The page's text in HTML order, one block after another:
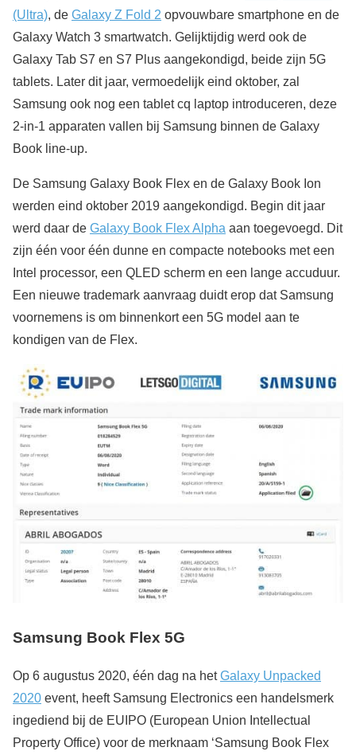
(Ultra), de Galaxy Z Fold 2 opvouwbare smartphone en de
Galaxy Watch 3 smartwatch. Gelijktijdig werd ook de
Galaxy Tab S7 en S7 Plus aangekondigd, beide zijn 5G
tablets. Later dit jaar, vermoedelijk eind oktober, zal
Samsung ook nog een tablet cq laptop introduceren, deze
2-in-1 apparaten vallen bij Samsung binnen de Galaxy
Book line-up.
De Samsung Galaxy Book Flex en de Galaxy Book Ion
werden eind oktober 2019 aangekondigd. Begin dit jaar
werd daar de Galaxy Book Flex Alpha aan toegevoegd. Dit
zijn één voor één dunne en compacte notebooks met een
Intel processor, een QLED scherm en een lange accuduur.
Een nieuwe trademark aanvraag duidt erop dat Samsung
voornemens is om binnenkort een 5G model aan te
kondigen van de Flex.
Samsung Book Flex 5G
Op 6 augustus 2020, één dag na hetGalaxy Unpacked
2020 event, heeft Samsung Electronics een handelsmerk
ingediend bij de EUIPO (European Union Intellectual
Property Office) voor de merknaam ‘Samsung Book Flex